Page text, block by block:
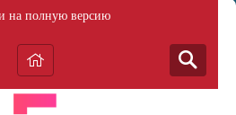
на полную версию